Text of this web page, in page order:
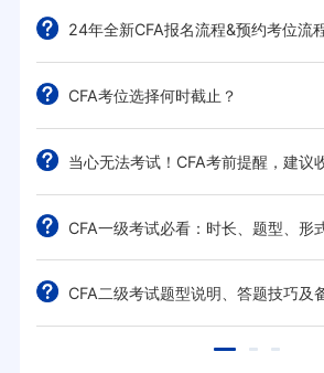
24年全新CFA报名流程&预约考位流
CFA考位选择何时截止？
当心无法考试！CFA考前提醒，建议
CFA一级考试必看：时长、题型、形
CFA二级考试题型说明、答题技巧及